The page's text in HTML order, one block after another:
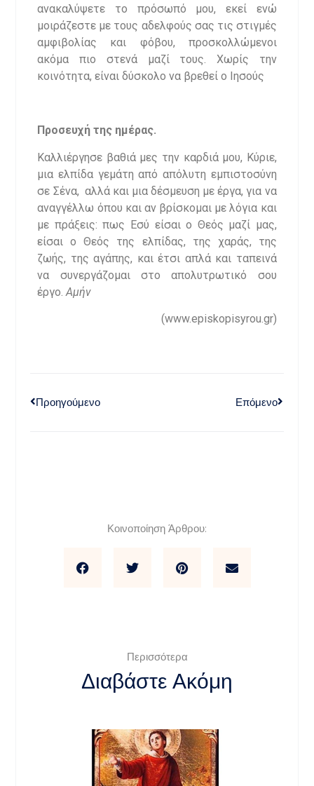
ανακαλύψετε το πρόσωπό μου, εκεί ενώ
μοιράζεστε με τους αδελφούς σας τις στιγμές
αμφιβολίας και φόβου, προσκολλώμενοι
ακόμα πιο στενά μαζί τους. Χωρίς την
κοινότητα, είναι δύσκολο να βρεθεί ο Ιησούς
Προσευχή της ημέρας.
Καλλιέργησε βαθιά μες την καρδιά μου, Κύριε,
μια ελπίδα γεμάτη από απόλυτη εμπιστοσύνη
σε Σένα, αλλά και μια δέσμευση με έργα, για να
αναγγέλλω όπου και αν βρίσκομαι με λόγια και
με πράξεις: πως Εσύ είσαι ο Θεός μαζί μας,
είσαι ο Θεός της ελπίδας, της χαράς, της
ζωής, της αγάπης, και έτσι απλά και ταπεινά
να συνεργάζομαι στο απολυτρωτικό σου
έργο.Αμήν
(www.episkopisyrou.gr)
Προηγούμενο Επόμενο
Κοινοποίηση Άρθρου:
Περισσότερα
Διαβάστε Ακόμη